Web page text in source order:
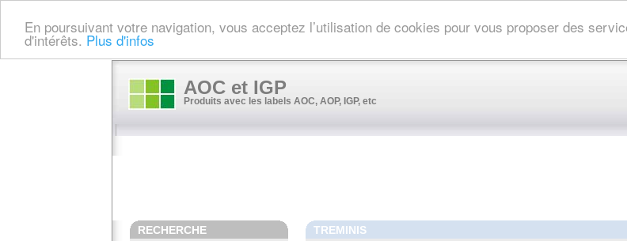
En poursuivant votre navigation, vous acceptez l’utilisation de cookies pour vous proposer des
d'intérêts. Plus d'infos
AOC et IGP
Produits avec les labels AOC, AOP, IGP, etc
RECHERCHE TREMINIS